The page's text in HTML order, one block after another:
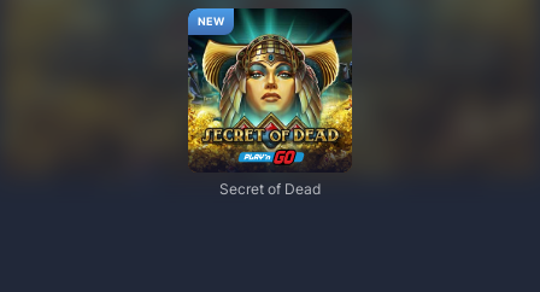
NEW
Secret of Dead